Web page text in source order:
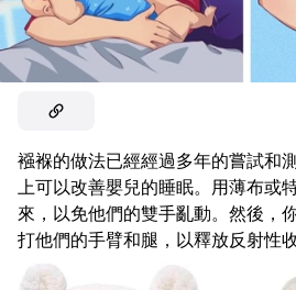
襁褓的做法已經經過多年的嘗試和
上可以改善嬰兒的睡眠。用薄布或
來，以免他們的雙手亂動。然後，
打他們的手臂和腿，以釋放反射性